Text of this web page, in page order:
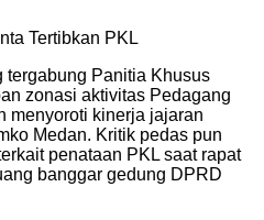
tergabung Panitia Khusus
zonasi aktivitas Pedagang
menyoroti kinerja jajaran
Medan. Kritik pedas pun
penataan PKL saat rapat
banggar gedung DPRD